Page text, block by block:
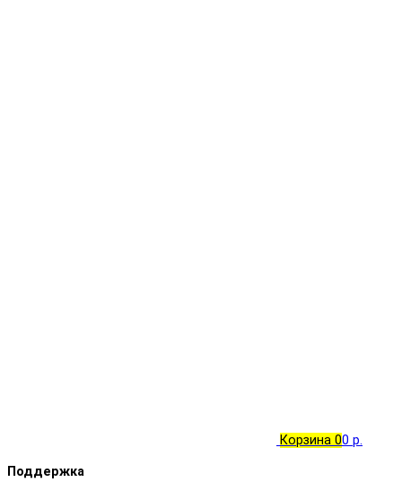
Корзина 00 р.
Поддержка